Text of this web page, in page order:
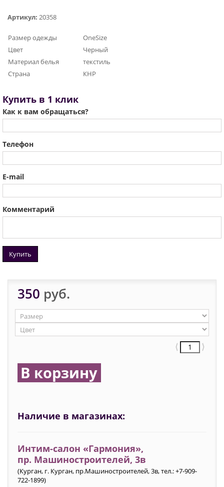
Артикул: 20358
Размер одежды
OneSize
Цвет
Черный
Материал белья
текстиль
Страна
КНР
Купить в 1 клик
Как к вам обращаться?
Телефон
E-mail
Комментарий
Купить
350 руб.
⟨ ⟩
В корзину
Наличие в магазинах:
Интим-салон «Гармония»‎,
пр. Машиностроителей, 3в
(Курган, г. Курган, пр.Машиностроителей, 3в, тел.: +7-909-
722-1899)